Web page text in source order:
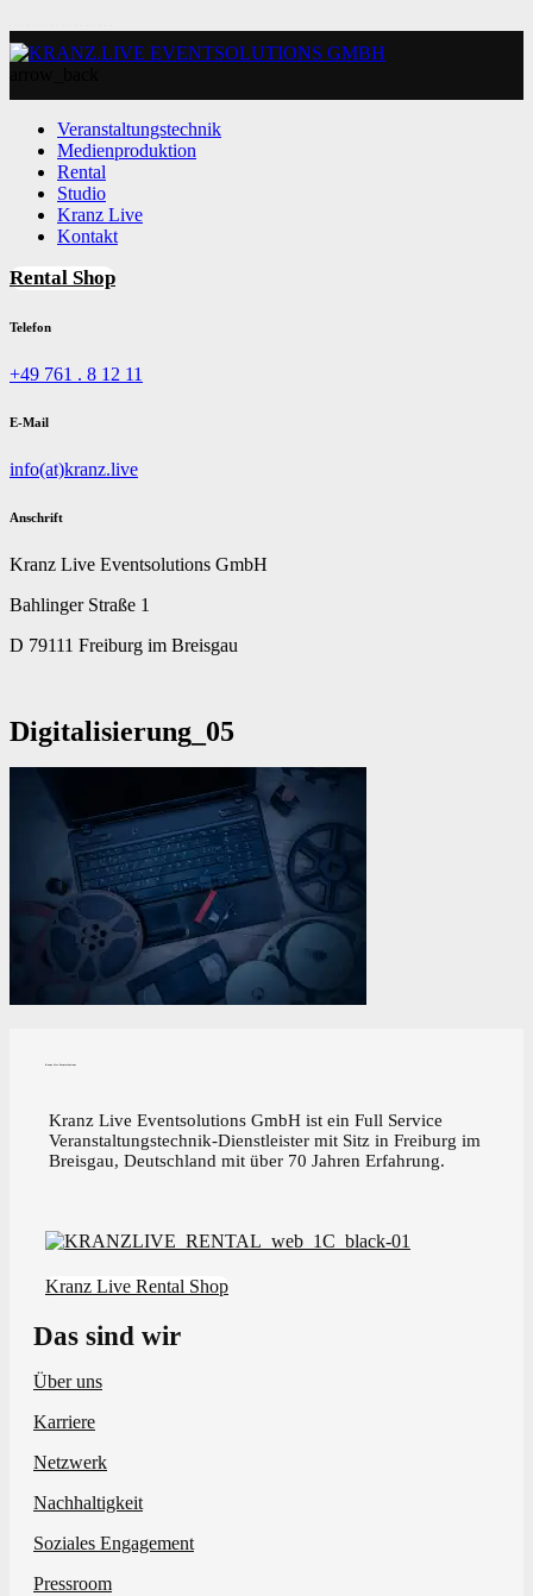
Veranstaltungstechnik
Medienproduktion
Rental
Studio
Kranz Live
Kontakt
Rental Shop
Telefon
+49 761 . 8 12 11
E-Mail
info(at)kranz.live
Anschrift
Kranz Live Eventsolutions GmbH
Bahlinger Straße 1
D 79111 Freiburg im Breisgau
Digitalisierung_05
Kranz Live Eventsolutions GmbH ist ein Full Service
Veranstaltungstechnik-Dienstleister mit Sitz in Freiburg im
Breisgau, Deutschland mit über 70 Jahren Erfahrung.
Kranz Live Rental Shop
Das sind wir
Über uns
Karriere
Netzwerk
Nachhaltigkeit
Soziales Engagement
Pressroom